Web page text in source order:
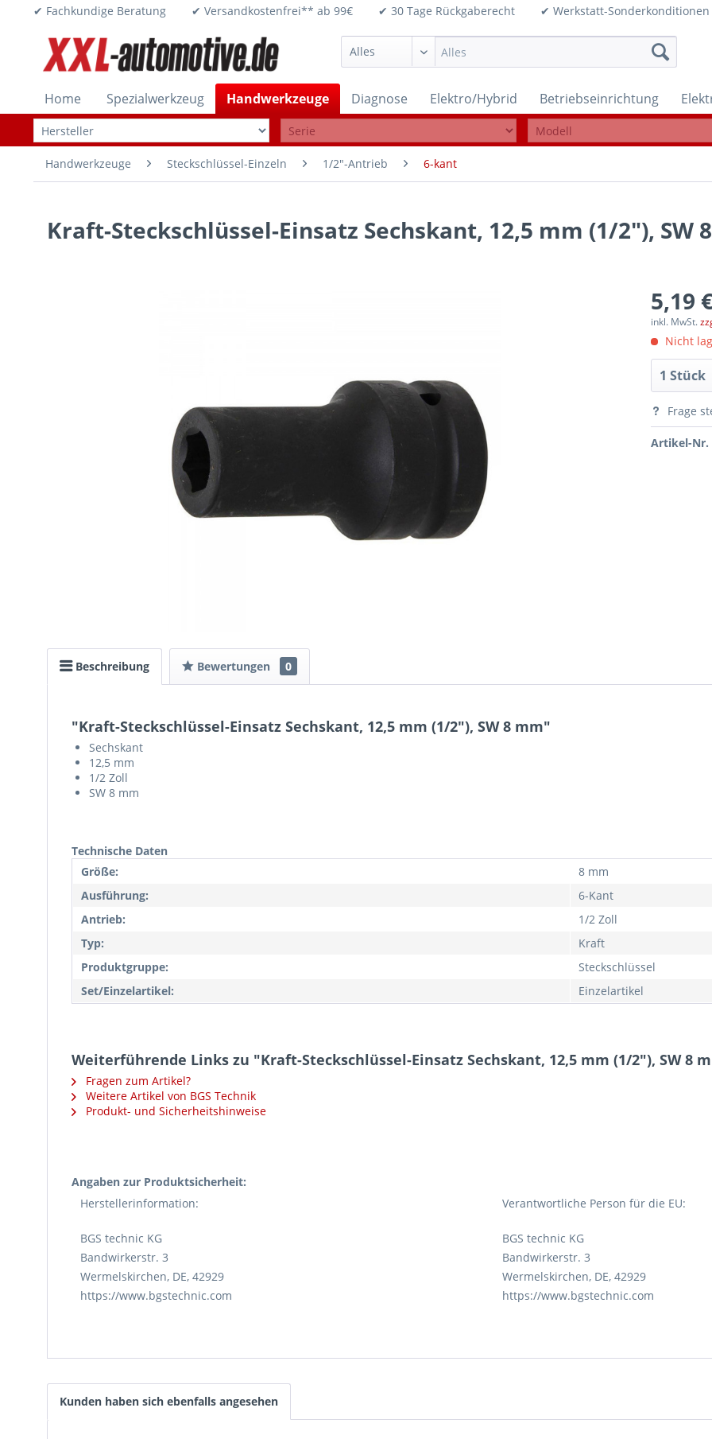
✔ Fachkundige Beratung ✔ Versandkostenfrei** ab 99€ ✔ 30 Tage Rückgaberecht ✔ Werkstatt-
Home Spezialwerkzeug Handwerkzeuge Diagnose Elektro/Hybrid Betriebseinrichtung
Handwerkzeuge Steckschlüssel-Einzeln 1/2"-Antrieb 6-kant
Kraft-Steckschlüssel-Einsatz Sechskant, 12,5 mm (1/2"), SW
5,19
inkl. MwSt.
Nicht
Frage
Artikel-Nr.
Beschreibung Bewertungen 0
"Kraft-Steckschlüssel-Einsatz Sechskant, 12,5 mm (1/2"), SW 8 mm"
Sechskant
12,5 mm
1/2 Zoll
SW 8 mm
Technische Daten
Größe:
8 mm
Ausführung:
6-Kant
Antrieb:
1/2 Zoll
Typ:
Kraft
Produktgruppe:
Steckschlüssel
Set/Einzelartikel:
Einzelartikel
Weiterführende Links zu "Kraft-Steckschlüssel-Einsatz Sechskant, 12,5 mm (1/2"), SW 8
Fragen zum Artikel?
Weitere Artikel von BGS Technik
Produkt- und Sicherheitshinweise
Angaben zur Produktsicherheit:
Herstellerinformation:
BGS technic KG
Bandwirkerstr. 3
Wermelskirchen, DE, 42929
https://www.bgstechnic.com
Verantwortliche Person für die EU:
BGS technic KG
Bandwirkerstr. 3
Wermelskirchen, DE, 42929
https://www.bgstechnic.com
Kunden haben sich ebenfalls angesehen